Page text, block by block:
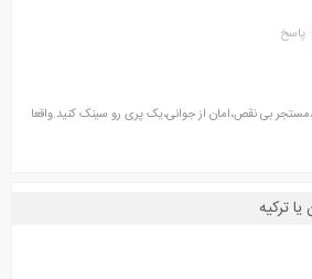
پاسخ
بی نقص،امان از جوانی،یک پری رو سینک کنید.واقعا
ترکیه